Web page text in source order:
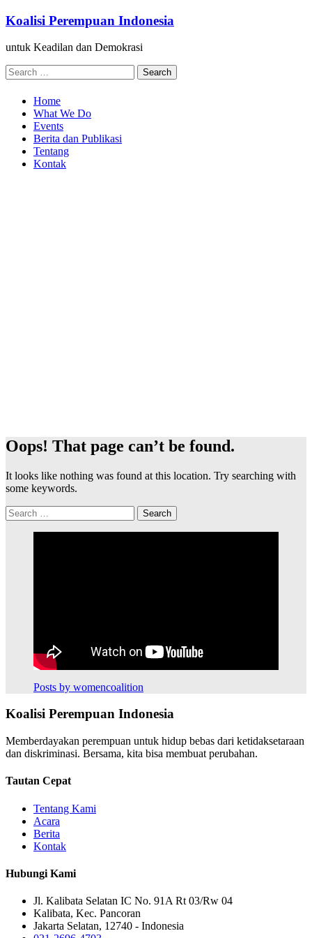
Skip
content
Koalisi Perempuan Indonesia
untuk Keadilan dan Demokrasi
Search
for:
Home
What We Do
Events
Berita dan Publikasi
Tentang
Kontak
Oops! That page can’t be found.
It looks like nothing was found at this location. Try searching with
some keywords.
Search
for:
Posts by womencoalition
Koalisi Perempuan Indonesia
Memberdayakan perempuan untuk hidup bebas dari ketidaksetaraan
dan diskriminasi. Bersama, kita bisa membuat perubahan.
Tautan Cepat
Tentang Kami
Acara
Berita
Kontak
Hubungi Kami
Jl. Kalibata Selatan IC No. 91A Rt 03/Rw 04
Kalibata, Kec. Pancoran
Jakarta Selatan, 12740 - Indonesia